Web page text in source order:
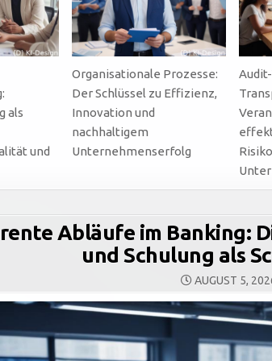
als
und
Organisationale Prozesse:
Der Schlüssel zu Effizienz,
Innovation und
nachhaltigem
Unternehmenserfolg
Abläufe im Banking:
und Schulung als
AUGUST 5,